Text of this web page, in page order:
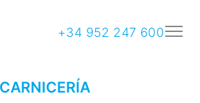
+34 952 247 600
CARNICERÍA